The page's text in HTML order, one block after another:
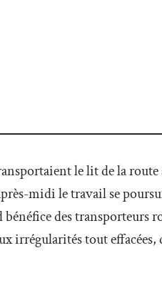
le lit de la route
midi le travail se
des transporteurs
irrégularités tout effacées,